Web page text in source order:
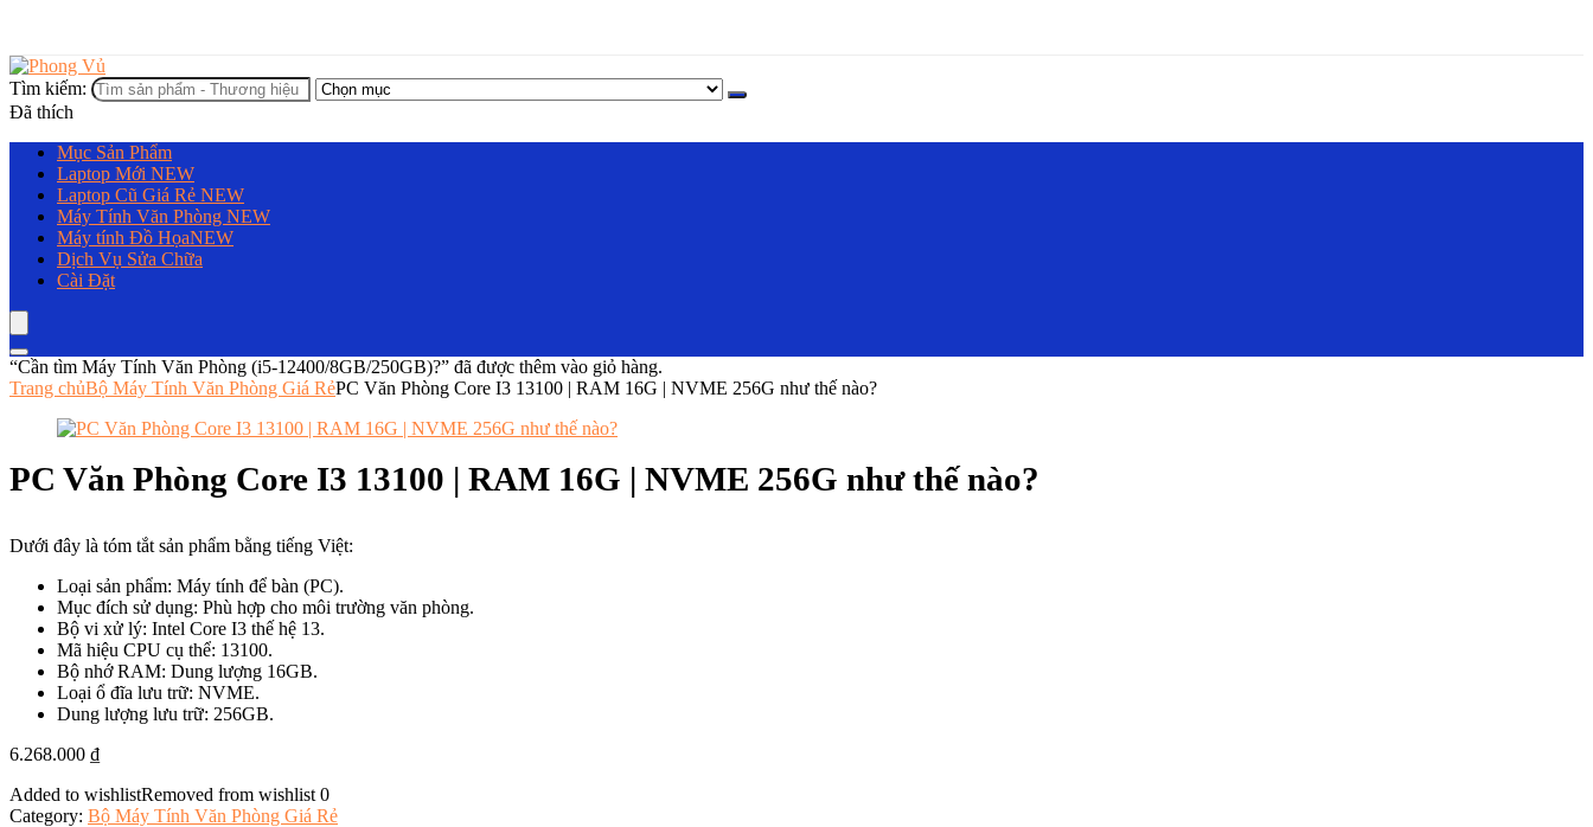
Tìm kiếm:
Đã thích
Mục Sản Phẩm
Laptop Mới NEW
Laptop Cũ Giá Rẻ NEW
Máy Tính Văn Phòng NEW
Máy tính Đồ HọaNEW
Dịch Vụ Sửa Chữa
Cài Đặt
“Cần tìm Máy Tính Văn Phòng (i5-12400/8GB/250GB)?” đã được thêm vào giỏ hàng.
Trang chủBộ Máy Tính Văn Phòng Giá RẻPC Văn Phòng Core I3 13100 | RAM 16G | NVME 256G như thế nào?
PC Văn Phòng Core I3 13100 | RAM 16G | NVME 256G như thế nào?
Dưới đây là tóm tắt sản phẩm bằng tiếng Việt:
Loại sản phẩm: Máy tính để bàn (PC).
Mục đích sử dụng: Phù hợp cho môi trường văn phòng.
Bộ vi xử lý: Intel Core I3 thế hệ 13.
Mã hiệu CPU cụ thể: 13100.
Bộ nhớ RAM: Dung lượng 16GB.
Loại ổ đĩa lưu trữ: NVME.
Dung lượng lưu trữ: 256GB.
6.268.000 ₫
Added to wishlistRemoved from wishlist 0
Category: Bộ Máy Tính Văn Phòng Giá Rẻ